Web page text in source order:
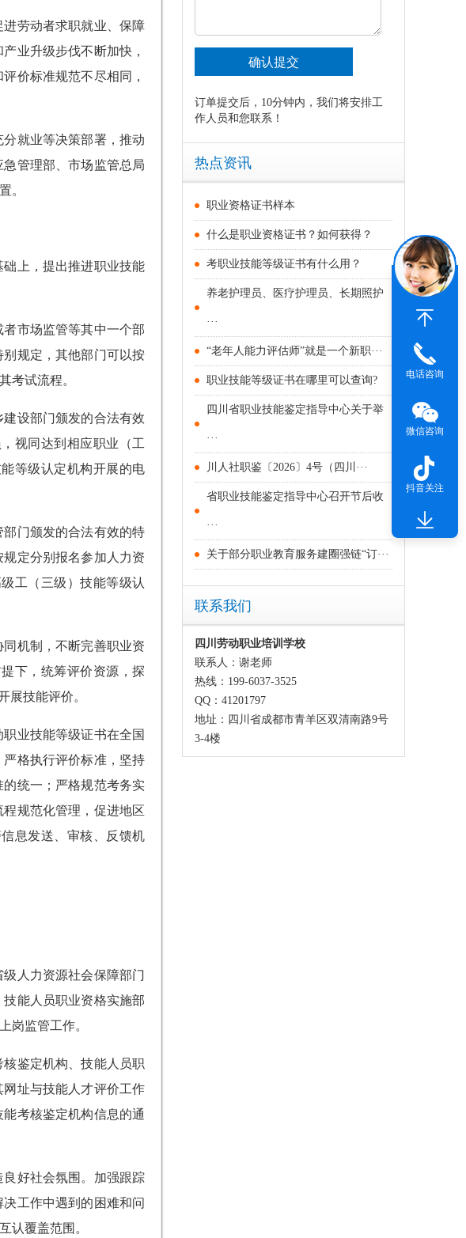
劳动者求职就业、保障
业升级步伐不断加快，
价标准规范不尽相同，
就业等决策部署，推动
管理部、市场监管总局
。
础上，提出推进职业技能
市场监管等其中一个部
规定，其他部门可以按
考试流程。
设部门颁发的合法有效
视同达到相应职业（工
等级认定机构开展的电
门颁发的合法有效的特
定分别报名参加人力资
工（三级）技能等级认
机制，不断完善职业资
下，统筹评价资源，探
展技能评价。
业技能等级证书在全国
格执行评价标准，坚持
统一；严格规范考务实
规范化管理，促进地区
息发送、审核、反馈机
人力资源社会保障部门
能人员职业资格实施部
岗监管工作。
鉴定机构、技能人员职
址与技能人才评价工作
考核鉴定机构信息的通
好社会氛围。加强跟踪
工作中遇到的困难和问
认覆盖范围。
订单提交后，10分钟内，我们将安排工
作人员和您联系！
热点资讯
职业资格证书样本
什么是职业资格证书？如何获得？
考职业技能等级证书有什么用？
养老护理员、医疗护理员、长期照护
···
“老年人能力评估师”就是一个新职···
职业技能等级证书在哪里可以查询?
四川省职业技能鉴定指导中心关于举
···
川人社职鉴〔2026〕4号（四川···
省职业技能鉴定指导中心召开节后收
···
关于部分职业教育服务建圈强链“订···
联系我们
四川劳动职业培训学校
联系人：谢老师
热线：199-6037-3525
QQ：41201797
地址：四川省成都市青羊区双清南路9号
3-4楼
电话咨询
微信咨询
抖音关注